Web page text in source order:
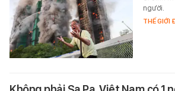
người.
THẾ GIỚI